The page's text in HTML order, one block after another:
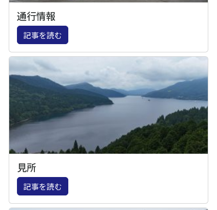
通行情報
記事を読む
見所
記事を読む